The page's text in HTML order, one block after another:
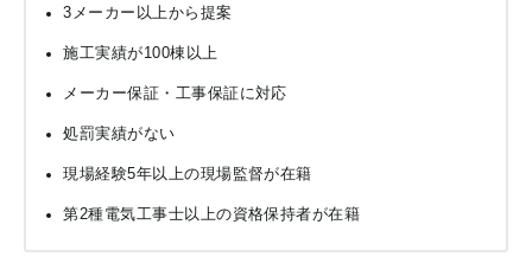
3メーカー以上から提案
施工実績が100棟以上
メーカー保証・工事保証に対応
処罰実績がない
現場経験5年以上の現場監督が在籍
第2種電気工事士以上の資格保持者が在籍